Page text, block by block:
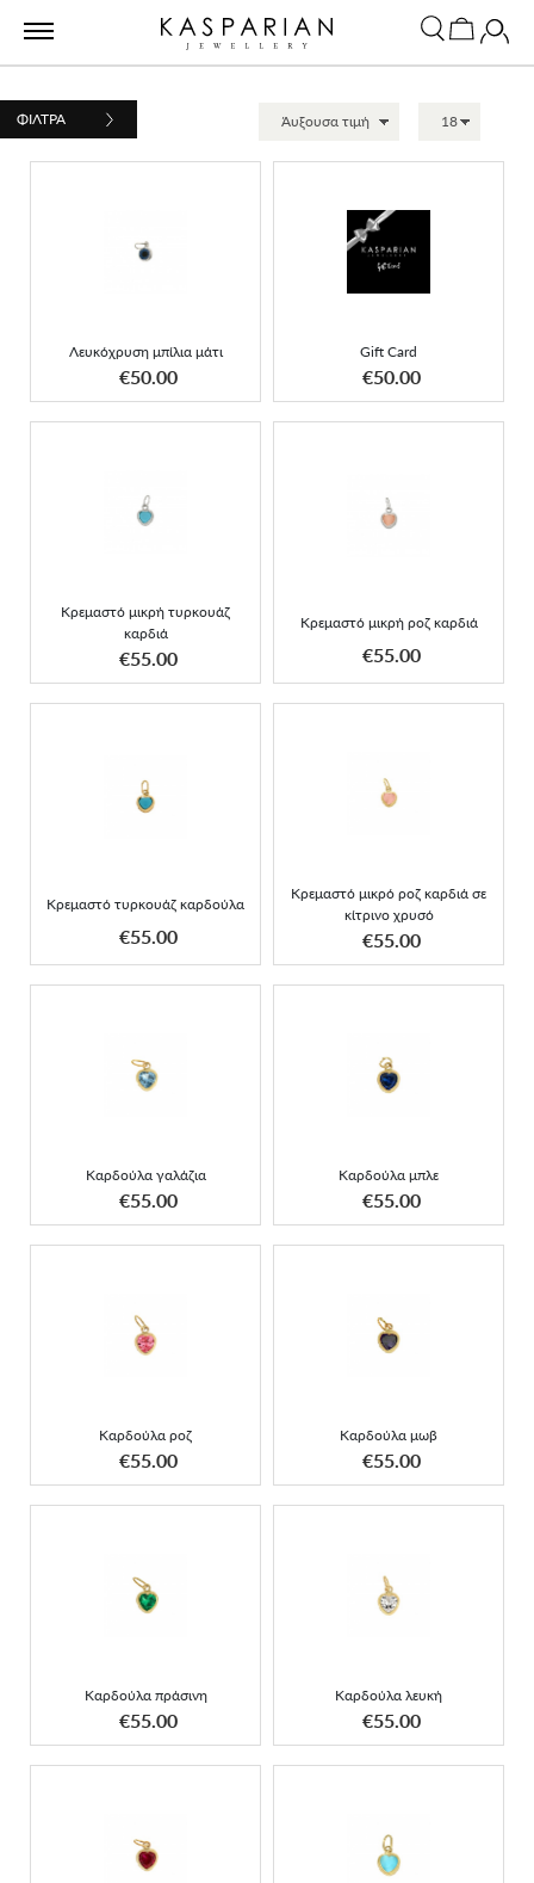
ΦΙΛΤΡΑ
Λευκόχρυση μπίλια μάτι
€50.00
Λευκόχρυση μπίλια μάτι
ΑΠΟΚΤΗΣΕ ΤΟ
Gift Card
€50.00
Gift Card
ΑΠΟΚΤΗΣΕ ΤΟ
Κρεμαστό μικρή τυρκουάζ
καρδιά
€55.00
Κρεμαστό μικρή τυρκουάζ
καρδιά
ΑΠΟΚΤΗΣΕ ΤΟ
Κρεμαστό μικρή ροζ καρδιά
€55.00
Κρεμαστό μικρή ροζ
καρδιά
ΑΠΟΚΤΗΣΕ ΤΟ
Κρεμαστό τυρκουάζ καρδούλα
€55.00
Κρεμαστό τυρκουάζ
καρδούλα
ΑΠΟΚΤΗΣΕ ΤΟ
Κρεμαστό μικρό ροζ καρδιά σε
κίτρινο χρυσό
€55.00
Κρεμαστό μικρό ροζ
καρδιά σε κίτρινο χρυσό
ΑΠΟΚΤΗΣΕ ΤΟ
Καρδούλα γαλάζια
€55.00
Καρδούλα γαλάζια
ΑΠΟΚΤΗΣΕ ΤΟ
Καρδούλα μπλε
€55.00
Καρδούλα μπλε
ΑΠΟΚΤΗΣΕ ΤΟ
Καρδούλα ροζ
€55.00
Καρδούλα ροζ
ΑΠΟΚΤΗΣΕ ΤΟ
Καρδούλα μωβ
€55.00
Καρδούλα μωβ
ΑΠΟΚΤΗΣΕ ΤΟ
Καρδούλα πράσινη
€55.00
Καρδούλα πράσινη
ΑΠΟΚΤΗΣΕ ΤΟ
Καρδούλα λευκή
€55.00
Καρδούλα λευκή
ΑΠΟΚΤΗΣΕ ΤΟ
Καρδούλα κόκκινη Καρδούλα τυρκουάζ